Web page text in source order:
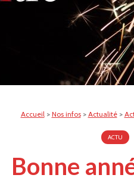
Accueil> Nos infos> Actualité>
ACTU
Bonne